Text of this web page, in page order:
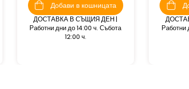
Добави в кошницата
ДОСТАВКА В СЪЩИЯ ДЕН |
Работни дни до 14:00 ч. Събота
12:00 ч.
Работни